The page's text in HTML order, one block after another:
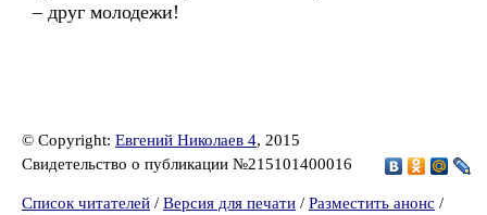
– друг молодежи!
© Copyright: Евгений Николаев 4, 2015
Свидетельство о публикации №215101400016
Список читателей / Версия для печати / Разместить анонс /